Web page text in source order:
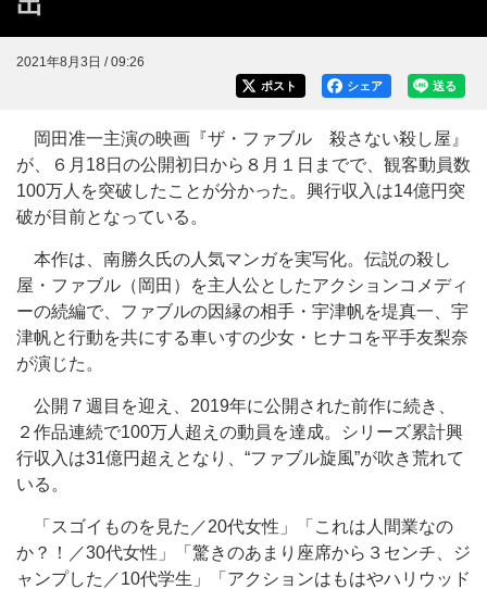
2021年8月3日 / 09:26
送る
シェア
ポスト
岡田准一主演の映画『ザ・ファブル 殺さない殺し屋』
が、６月18日の公開初日から８月１日までで、観客動員数
100万人を突破したことが分かった。興行収入は14億円突
破が目前となっている。
本作は、南勝久氏の人気マンガを実写化。伝説の殺し
屋・ファブル（岡田）を主人公としたアクションコメディ
ーの続編で、ファブルの因縁の相手・宇津帆を堤真一、宇
津帆と行動を共にする車いすの少女・ヒナコを平手友梨奈
が演じた。
公開７週目を迎え、2019年に公開された前作に続き、
２作品連続で100万人超えの動員を達成。シリーズ累計興
行収入は31億円超えとなり、“ファブル旋風”が吹き荒れて
いる。
「スゴイものを見た／20代女性」「これは人間業なの
か？！／30代女性」「驚きのあまり座席から３センチ、ジ
ャンプした／10代学生」「アクションはもはやハリウッド